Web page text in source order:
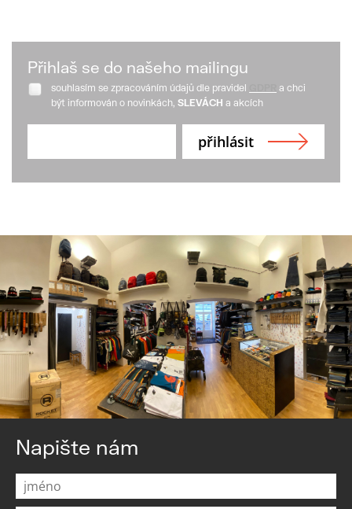
Přihlaš se do našeho mailingu
souhlasím se zpracováním údajů dle pravidel
a chci
být informován o novinkách, SLEVÁCH a akcích
Napište nám